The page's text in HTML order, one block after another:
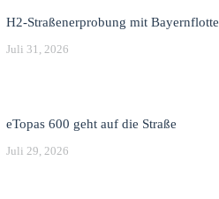
H2-Straßenerprobung mit Bayernflotte
Juli 31, 2026
eTopas 600 geht auf die Straße
Juli 29, 2026